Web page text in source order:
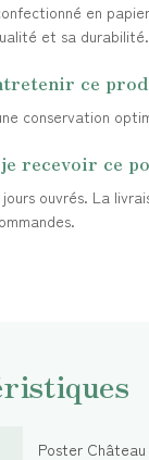
en
et sa durabilité.
ce
conservation
recevoir ce
jours ouvrés. La
Poster